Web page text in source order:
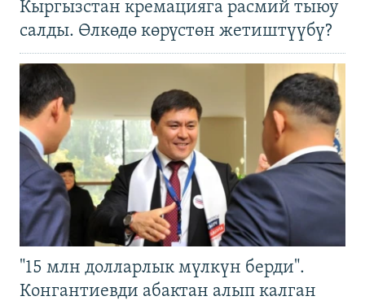
Кыргызстан кремацияга расмий тыюу
салды. Өлкөдө көрүстөн жетиштүүбү?
"15 млн долларлык мүлкүн берди".
Конгантиевди абактан алып калган